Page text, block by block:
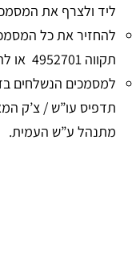
ליד ולצרף את
תקווה 4952701 או להנהלת הקרן.
למסמכים הנשלחים
תדפיס עו”ש / צ’ק
מתנהל ע”ש העמית.